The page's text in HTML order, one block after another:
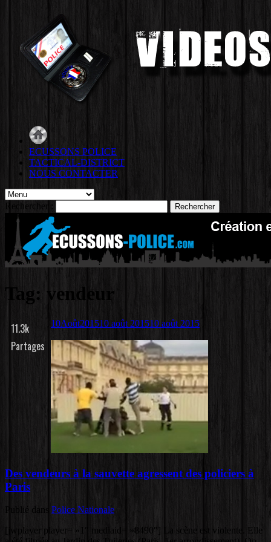
ECUSSONS POLICE
TACTICAL-DISTRICT
NOUS CONTACTER
Rechercher :
Tag: vendeur
10Août201510 août 201510 août 2015
11.3k
Partages
Des vendeurs à la sauvette agressent des policiers à
Paris
Publié dans Police Nationale
[jwplayer player= »1″ mediaid= »8490″] La scène est violente. Elle